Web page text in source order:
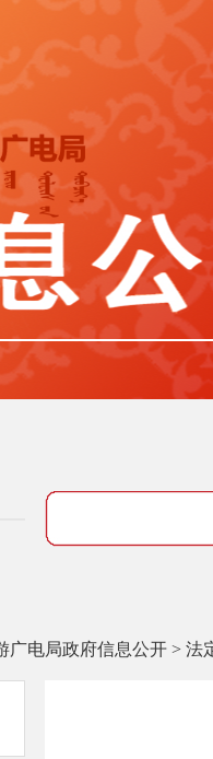
广电局政府信息公开 > 法